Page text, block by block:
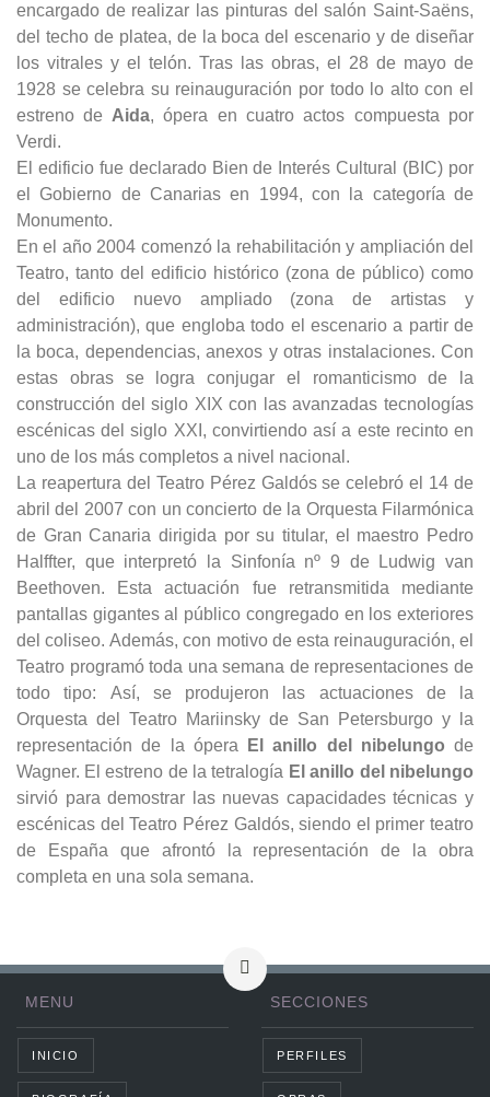
encargado de realizar las pinturas del salón Saint-Saëns,
del techo de platea, de la boca del escenario y de diseñar
los vitrales y el telón. Tras las obras, el 28 de mayo de
1928 se celebra su reinauguración por todo lo alto con el
estreno de Aida, ópera en cuatro actos compuesta por
Verdi.
El edificio fue declarado Bien de Interés Cultural (BIC) por
el Gobierno de Canarias en 1994, con la categoría de
Monumento.
En el año 2004 comenzó la rehabilitación y ampliación del
Teatro, tanto del edificio histórico (zona de público) como
del edificio nuevo ampliado (zona de artistas y
administración), que engloba todo el escenario a partir de
la boca, dependencias, anexos y otras instalaciones. Con
estas obras se logra conjugar el romanticismo de la
construcción del siglo XIX con las avanzadas tecnologías
escénicas del siglo XXI, convirtiendo así a este recinto en
uno de los más completos a nivel nacional.
La reapertura del Teatro Pérez Galdós se celebró el 14 de
abril del 2007 con un concierto de la Orquesta Filarmónica
de Gran Canaria dirigida por su titular, el maestro Pedro
Halffter, que interpretó la Sinfonía nº 9 de Ludwig van
Beethoven. Esta actuación fue retransmitida mediante
pantallas gigantes al público congregado en los exteriores
del coliseo. Además, con motivo de esta reinauguración, el
Teatro programó toda una semana de representaciones de
todo tipo: Así, se produjeron las actuaciones de la
Orquesta del Teatro Mariinsky de San Petersburgo y la
representación de la ópera
El anillo del nibelungo de
Wagner. El estreno de la tetralogía El anillo del nibelungo
sirvió para demostrar las nuevas capacidades técnicas y
escénicas del Teatro Pérez Galdós, siendo el primer teatro
de España que afrontó la representación de la obra
completa en una sola semana.
MENU
INICIO
SECCIONES
PERFILES